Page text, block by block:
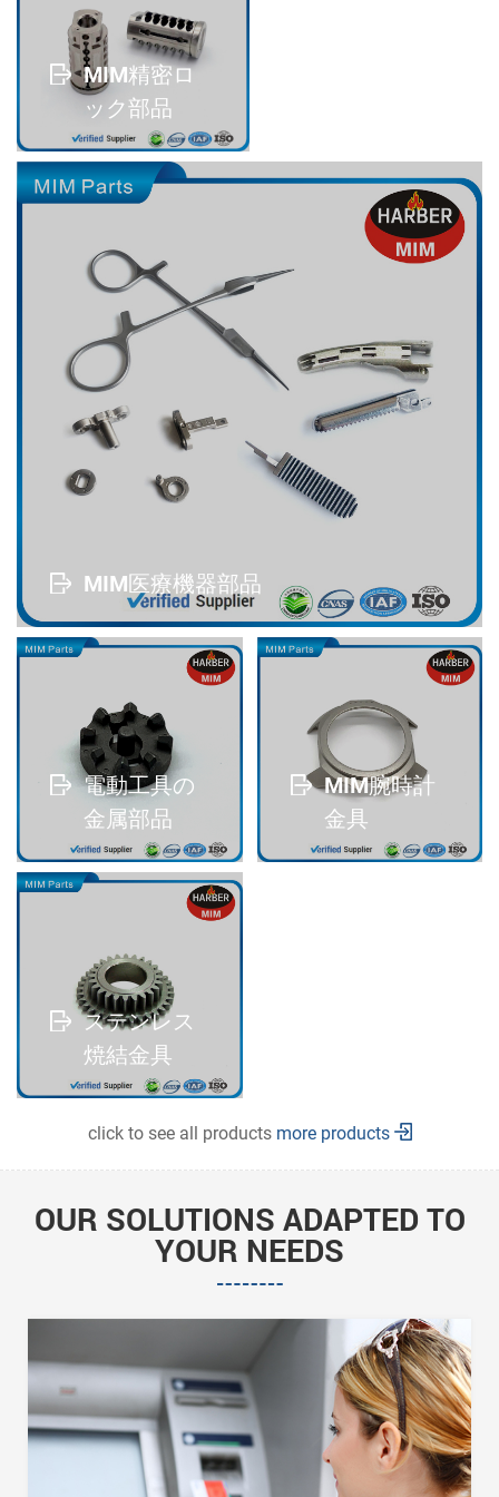
MIM精密ロ
ック部品
read more
MIM医療機器部品
read more
電動工具の
金属部品
read more
MIM腕時計
金具
read more
ステンレス
焼結金具
read more
click to see all products more products
OUR SOLUTIONS ADAPTED TO
YOUR NEEDS